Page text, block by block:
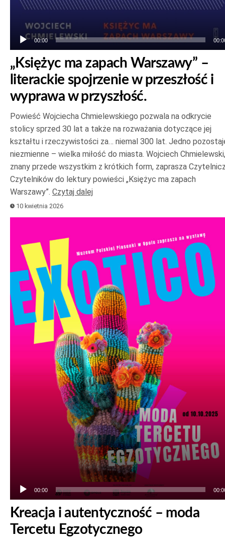
00:00
„Księżyc ma zapach Warszawy” –
literackie spojrzenie w przeszłość i
wyprawa w przyszłość.
Powieść Wojciecha Chmielewskiego pozwala na odkrycie
stolicy sprzed 30 lat a także na rozważania dotyczące jej
kształtu i rzeczywistości za… niemal 300 lat. Jedno
niezmienne – wielka miłość do miasta. Wojciech Chmielewski,
znany przede wszystkim z krótkich form, zaprasza
Czytelników do lektury powieści „Księżyc ma zapach
Warszawy”. Czytaj dalej
10 kwietnia 2026
dźwiękowych
00:00
Kreacja i autentyczność – moda
Tercetu Egzotycznego